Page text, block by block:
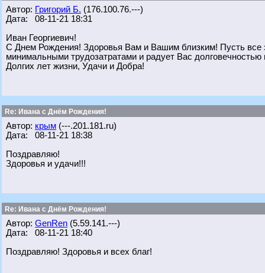
Автор: Григорий Б. (176.100.76.---)
Дата: 08-11-21 18:31
Иван Георгиевич!
С Днем Рождения! Здоровья Вам и Вашим близким! Пусть все
минимальными трудозатратами и радует Вас долговечностью
Долгих лет жизни, Удачи и Добра!
Re: Ивана с Днём Рождения!
Автор: крым (---.201.181.ru)
Дата: 08-11-21 18:38
Поздравляю!
Здоровья и удачи!!!
Re: Ивана с Днём Рождения!
Автор: GenRen (5.59.141.---)
Дата: 08-11-21 18:40
Поздравляю! Здоровья и всех благ!